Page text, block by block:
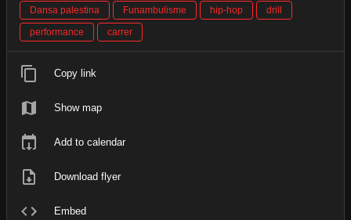
Dansa palestina
Funambulisme hip-hop
drill
performance
carrer
Copy link
Show map
Add to calendar
Download flyer
Embed